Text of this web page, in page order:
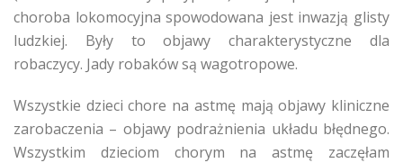
choroba lokomocyjna spowodowana jest inwazją glisty
ludzkiej. Były to objawy charakterystyczne dla
robaczycy. Jady robaków są wagotropowe.
Wszystkie dzieci chore na astmę mają objawy kliniczne
zarobaczenia – objawy podrażnienia układu błędnego.
Wszystkim dzieciom chorym na astmę zaczęłam